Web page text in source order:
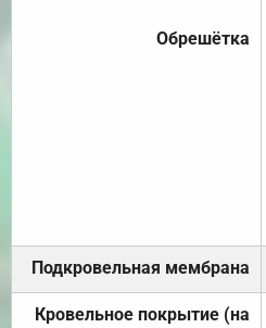
Обрешётка
Подкровельная мембрана
Кровельное покрытие (на